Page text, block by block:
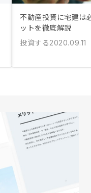
不動産投資に宅建は
ットを徹底解説
投資する2020.09.11